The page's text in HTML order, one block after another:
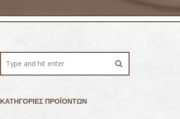
ΚΑΤΗΓΟΡΊΕΣ ΠΡΟΪΌΝΤΩΝ